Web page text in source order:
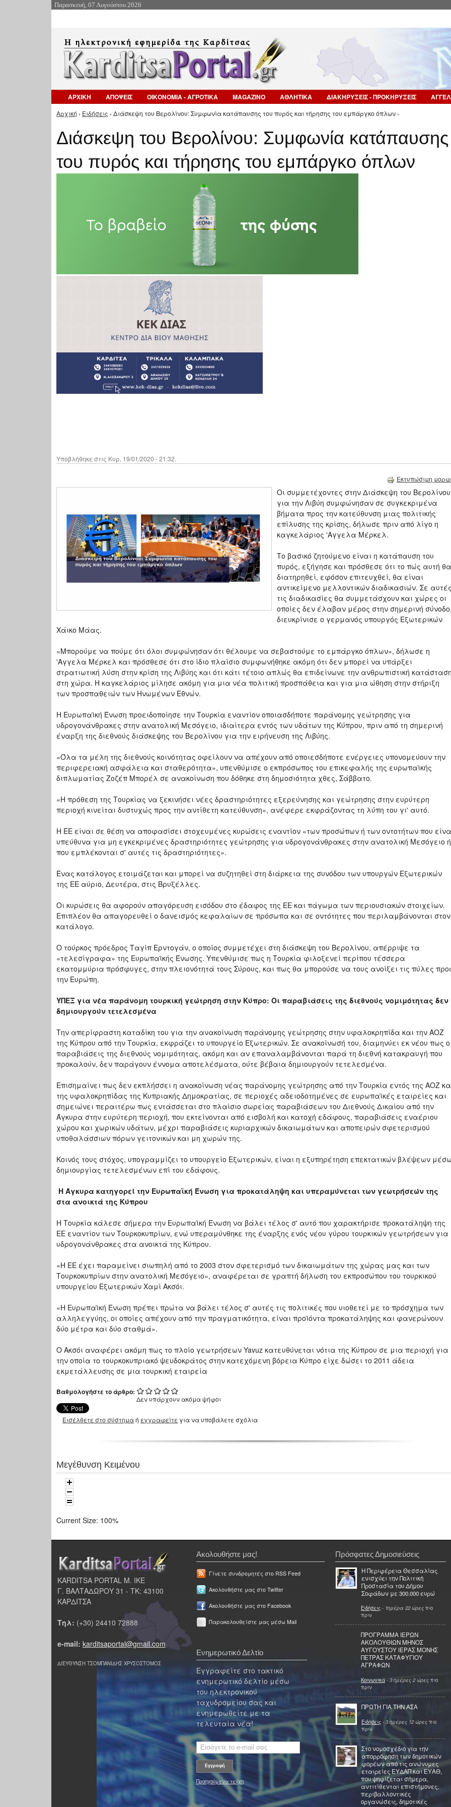
Παρασκευή, 07 Αυγούστου 2026
ΑΡΧΙΚΗ ΑΠΟΨΕΙΣ ΟΙΚΟΝΟΜΙΑ - ΑΓΡΟΤΙΚΑ MAGAZINO ΑΘΛΗΤΙΚΑ ΔΙΑΚΗΡΥΞΕΙΣ - ΠΡΟΚΗΡΥΞΕΙΣ
Είστε εδώ
Αρχική › Ειδήσεις › Διάσκεψη του Βερολίνου: Συμφωνία κατάπαυσης του πυρός και τήρησης του εμπάργκο όπλων ›
Διάσκεψη του Βερολίνου: Συμφωνία κατάπαυσης
του πυρός και τήρησης του εμπάργκο όπλων
Υποβλήθηκε στις Κυρ, 19/01/2020 - 21:32.
Εκτυπώσιμη
Οι συμμετέχοντες στην Διάσκεψη του Βερολίνου
για την Λιβύη συμφώνησαν σε συγκεκριμένα
βήματα προς την κατεύθυνση μιας πολιτικής
επίλυσης της κρίσης, δήλωσε πριν από λίγο η
καγκελάριος 'Αγγελα Μέρκελ.
Το βασικό ζητούμενο είναι η κατάπαυση του
πυρός, εξήγησε και πρόσθεσε ότι το πώς αυτή θα
διατηρηθεί, εφόσον επιτευχθεί, θα είναι
αντικείμενο μελλοντικών διαδικασιών. Σε
τις διαδικασίες θα συμμετάσχουν και χώρες οι
οποίες δεν έλαβαν μέρος στην σημερινή
διευκρίνισε ο γερμανός υπουργός Εξωτερικών
Χάικο Μάας.
«Μπορούμε να πούμε ότι όλοι συμφώνησαν ότι θέλουμε να σεβαστούμε το εμπάργκο όπλων», δήλωσε η
'Αγγελα Μέρκελ και πρόσθεσε ότι στο ίδιο πλαίσιο συμφωνήθηκε ακόμη ότι δεν μπορεί να υπάρξει
στρατιωτική λύση στην κρίση της Λιβύης και ότι κάτι τέτοιο απλώς θα επιδείνωνε την ανθρωπιστική
στη χώρα. Η καγκελάριος μίλησε ακόμη για μια νέα πολιτική προσπάθεια και για μια ώθηση στην στήριξη
των προσπαθειών των Ηνωμένων Εθνών.
Η Ευρωπαϊκή Ένωση προειδοποίησε την Τουρκία εναντίον οποιασδήποτε παράνομης γεώτρησης για
υδρογονάνθρακες στην ανατολική Μεσόγειο, ιδιαίτερα εντός των υδάτων της Κύπρου, πριν από τη σημερινή
έναρξη της διεθνούς διάσκεψης του Βερολίνου για την ειρήνευση της Λιβύης.
«Όλα τα μέλη της διεθνούς κοινότητας οφείλουν να απέχουν από οποιεσδήποτε ενέργειες υπονομεύουν την
περιφερειακή ασφάλεια και σταθερότητα», υπενθύμισε ο εκπρόσωπος του επικεφαλής της ευρωπαϊκής
διπλωματίας Ζοζέπ Μπορέλ σε ανακοίνωση που δόθηκε στη δημοσιότητα χθες, Σάββατο.
«Η πρόθεση της Τουρκίας να ξεκινήσει νέες δραστηριότητες εξερεύνησης και γεώτρησης στην ευρύτερη
περιοχή κινείται δυστυχώς προς την αντίθετη κατεύθυνση», ανέφερε εκφράζοντας τη λύπη του γι' αυτό.
Η ΕΕ είναι σε θέση να αποφασίσει στοχευμένες κυρώσεις εναντίον «των προσώπων ή των οντοτήτων που
υπεύθυνα για μη εγκεκριμένες δραστηριότητες γεώτρησης για υδρογονάνθρακες στην ανατολική Μεσόγειο ή
που εμπλέκονται σ' αυτές τις δραστηριότητες».
Ένας κατάλογος ετοιμάζεται και μπορεί να συζητηθεί στη διάρκεια της συνόδου των υπουργών Εξωτερικών
της ΕΕ αύριο, Δευτέρα, στις Βρυξέλλες.
Οι κυρώσεις θα αφορούν απαγόρευση εισόδου στο έδαφος της ΕΕ και πάγωμα των περιουσιακών στοιχείων.
Επιπλέον θα απαγορευθεί ο δανεισμός κεφαλαίων σε πρόσωπα και σε οντότητες που περιλαμβάνονται στον
κατάλογο.
Ο τούρκος πρόεδρος Ταγίπ Ερντογάν, ο οποίος συμμετέχει στη διάσκεψη του Βερολίνου, απέρριψε τα
«τελεσίγραφα» της Ευρωπαϊκής Ένωσης. Υπενθύμισε πως η Τουρκία φιλοξενεί περίπου τέσσερα
εκατομμύρια πρόσφυγες, στην πλειονότητά τους Σύρους, και πως θα μπορούσε να τους ανοίξει τις πύλες
την Ευρώπη.
ΥΠΕΞ για νέα παράνομη τουρκική γεώτρηση στην Κύπρο: Οι παραβιάσεις της διεθνούς νομιμότητας δεν
δημιουργούν τετελεσμένα
Την απερίφραστη καταδίκη του για την ανακοίνωση παράνομης γεώτρησης στην υφαλοκρηπίδα και την ΑΟΖ
της Κύπρου από την Τουρκία, εκφράζει το υπουργείο Εξωτερικών. Σε ανακοίνωσή του, διαμηνύει εκ νέου πως
παραβιάσεις της διεθνούς νομιμότητας, ακόμη και αν επαναλαμβάνονται παρά τη διεθνή κατακραυγή που
προκαλούν, δεν παράγουν έννομα αποτελέσματα, ούτε βέβαια δημιουργούν τετελεσμένα.
Επισημαίνει πως δεν εκπλήσσει η ανακοίνωση νέας παράνομης γεώτρησης από την Τουρκία εντός της ΑΟΖ
της υφαλοκρηπίδας της Κυπριακής Δημοκρατίας, σε περιοχές αδειοδοτημένες σε ευρωπαϊκές εταιρείες και
σημειώνει περαιτέρω πως εντάσσεται στο πλαίσιο σωρείας παραβιάσεων του Διεθνούς Δικαίου από την
Άγκυρα στην ευρύτερη περιοχή, που εκτείνονται από εισβολή και κατοχή εδάφους, παραβιάσεις εναέριου
χώρου και χωρικών υδάτων, μέχρι παραβιάσεις κυριαρχικών δικαιωμάτων και αποπειρών σφετερισμού
υποθαλάσσιων πόρων γειτονικών και μη χωρών της.
Κοινός τους στόχος, υπογραμμίζει το υπουργείο Εξωτερικών, είναι η εξυπηρέτηση επεκτατικών βλέψεων
δημιουργίας τετελεσμένων επί του εδάφους.
Η Άγκυρα κατηγορεί την Ευρωπαϊκή Ένωση για προκατάληψη και υπεραμύνεται των γεωτρήσεών της
στα ανοικτά της Κύπρου
Η Τουρκία κάλεσε σήμερα την Ευρωπαϊκή Ένωση να βάλει τέλος σ' αυτό που χαρακτήρισε προκατάληψη της
ΕΕ εναντίον των Τουρκοκυπρίων, ενώ υπεραμύνθηκε της έναρξης ενός νέου γύρου τουρκικών γεωτρήσεων για
υδρογονάνθρακες στα ανοικτά της Κύπρου.
«Η ΕΕ έχει παραμείνει σιωπηλή από το 2003 στον σφετερισμό των δικαιωμάτων της χώρας μας και των
Τουρκοκυπρίων στην ανατολική Μεσόγειο», αναφέρεται σε γραπτή δήλωση του εκπροσώπου του τουρκικού
υπουργείου Εξωτερικών Χαμί Ακσόι.
«Η Ευρωπαϊκή Ένωση πρέπει πρώτα να βάλει τέλος σ' αυτές τις πολιτικές που υιοθετεί με το πρόσχημα των
αλληλεγγύης, οι οποίες απέχουν από την πραγματικότητα, είναι προϊόντα προκατάληψης και φανερώνουν
δύο μέτρα και δύο σταθμά».
Ο Ακσόι αναφέρει ακόμη πως το πλοίο γεωτρήσεων Yavuz κατευθύνεται νότια της Κύπρου σε μια περιοχή για
την οποία το τουρκοκυπριακό ψευδοκράτος στην κατεχόμενη βόρεια Κύπρο είχε δώσει το 2011 άδεια
εκμετάλλευσης σε μια τουρκική εταιρεία
Βαθμολογήστε το άρθρο:
Δεν υπάρχουν ακόμα ψήφοι
Εισέλθετε στο σύστημαή εγγραφείτε για να υποβάλετε σχόλια
Μεγέθυνση Κειμένου
Current Size: 100%
KARDITSA PORTAL Μ. ΙΚΕ
Γ. ΒΑΛΤΑΔΩΡΟΥ 31 - ΤΚ: 43100
ΚΑΡΔΙΤΣΑ
Τηλ: (+30) 24410 72888
e-mail: karditsaportal@gmail.com
ΔΙΕΥΘΥΝΣΗ ΤΣΟΜΠΑΝΙΔΗΣ ΧΡΥΣΟΣΤΟΜΟΣ
Ακολουθήστε μας!
Γίνετε συνδρομητές στο RSS Feed
Ακολουθήστε μας στο Twitter
Ακολουθήστε μας στο Facebook
Παρακολουθείστε μας μέσω Mail
Ενημερωτικό Δελτίο
Εγγραφείτε στο τακτικό
ενημερωτικό δελτίο μέσω
του ηλεκτρονικού
ταχυδρομείου σας και
ενημερωθείτε με τα
τελευταία νέα!
Προηγούμενα τεύχη
Πρόσφατες Δημοσιεύσεις
Η Περιφέρεια Θεσσαλίας
ενισχύει την Πολιτική
Προστασία του Δήμου
Σοφάδων με 300.000 ευρώ
Ειδήσεις - 1ημέρα 22 ώρες πιο
πριν
ΠΡΟΓΡΑΜΜΑ ΙΕΡΩΝ
ΑΚΟΛΟΥΘΙΩΝ ΜΗΝΟΣ
ΑΥΓΟΥΣΤΟΥ ΙΕΡΑΣ ΜΟΝΗΣ
ΠΕΤΡΑΣ ΚΑΤΑΦΥΓΙΟΥ
ΑΓΡΑΦΩΝ
Κοινωνικά - 3 ημέρες 2 ώρες πιο
πριν
ΠΡΩΤΗ ΓΙΑ ΤΗΝ ΑΣΑ
Ειδήσεις - 3 ημέρες 12 ώρες πιο
πριν
Στο νομοσχέδιο για την
απορρόφηση των δημοτικών
φορέων από τις ανώνυμες
εταιρείες ΕΥΔΑΠ και ΕΥΑΘ,
που ψηφίζεται σήμερα,
αντιτίθενται επιστήμονες,
περιβαλλοντικές
οργανώσεις, δημοτικές